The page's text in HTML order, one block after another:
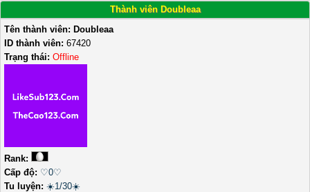
Thành viên Doubleaa
Tên thành viên: Doubleaa
ID thành viên: 67420
Trạng thái: Offline
Rank:
Cấp độ: ♡0♡
Tu luyện: ☀️1/30☀️